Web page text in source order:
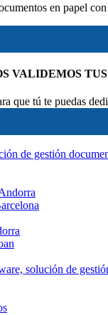
en papel
VALIDEMOS
que tú te puedas